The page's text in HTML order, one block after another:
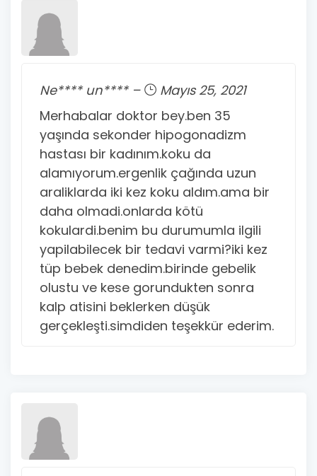
Ne**** un**** –
Mayıs 25, 2021
Merhabalar doktor bey.ben 35
yaşında sekonder hipogonadizm
hastası bir kadınım.koku da
alamıyorum.ergenlik çağında uzun
araliklarda iki kez koku aldım.ama bir
daha olmadi.onlarda kötü
kokulardi.benim bu durumumla ilgili
yapilabilecek bir tedavi varmi?iki kez
tüp bebek denedim.birinde gebelik
olustu ve kese gorundukten sonra
kalp atisini beklerken düşük
gerçekleşti.simdiden teşekkür ederim.